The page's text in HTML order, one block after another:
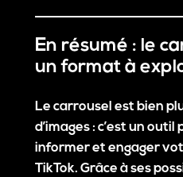
En résumé : le
un format à
Le carrousel est bien
d’images : c’est un
informer et engager
TikTok. Grâce à ses